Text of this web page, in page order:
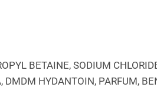
BETAINE, SODIUM
DMDM HYDANTOIN, PARFUM,